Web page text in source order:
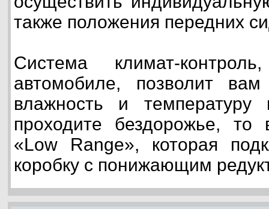
также положения передних
Система климат-
автомобиле, позволит
влажность и
проходите бездорожье,
«Low Range», которая
коробку с понижающим